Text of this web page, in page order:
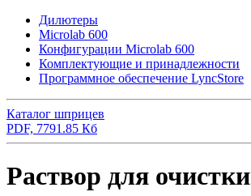
Дилютеры
Microlab 600
Конфигурации Microlab 600
Комплектующие и принадлежности
Программное обеспечение LyncStore
Каталог шприцев
PDF, 7791.85 Кб
Раствор для очистки